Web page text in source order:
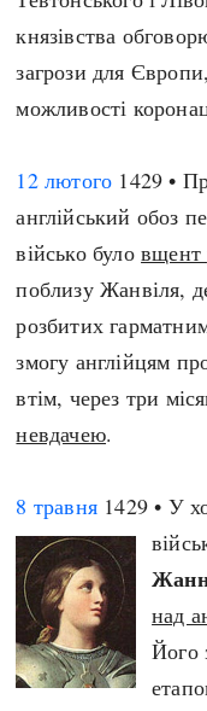
князівства
загрози для
можливості
12 лютого 1429 •
англійський обоз
військо буловщент
поблизу Жанвіля,
розбитих
змогу англійцям
втім, через три
невдачею.
8 травня 1429 • У
над
Його